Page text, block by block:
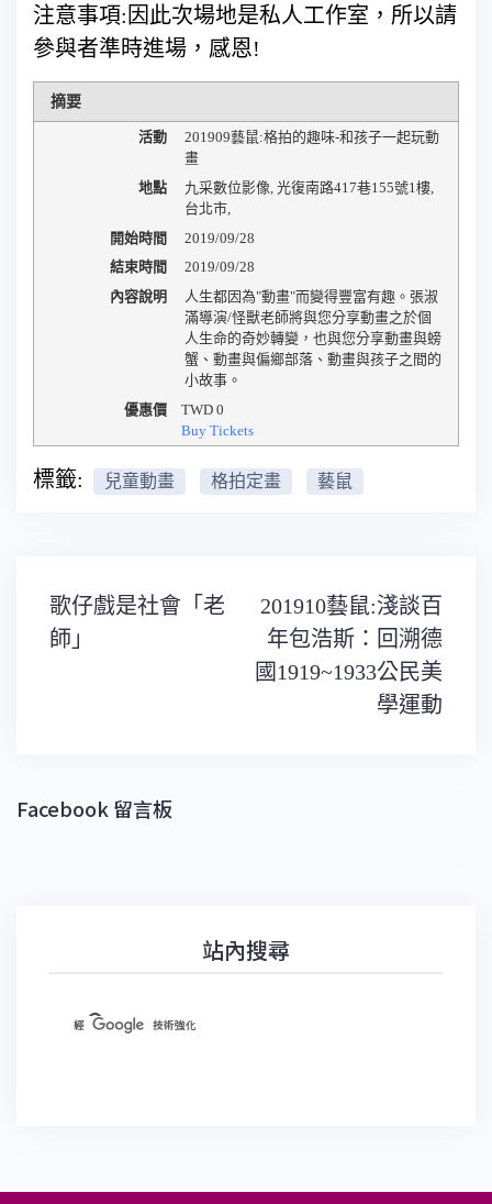
注意事項:因此次場地是私人工作室，所以請
參與者準時進場，感恩!
摘要
活動
201909藝鼠:格拍的趣味-和孩子一起玩動
畫
地點
九采數位影像 光復南路417巷155號1樓,
台北市,
開始時間
2019/09/28
結束時間
2019/09/28
內容說明
人生都因為"動畫"而變得豐富有趣。張淑
滿導演/怪獸老師將與您分享動畫之於個
人生命的奇妙轉變，也與您分享動畫與螃
蟹、動畫與偏鄉部落、動畫與孩子之間的
小故事。
優惠價
TWD0
Buy Tickets
標籤: 兒童動畫 格拍定畫 藝鼠
文
章
導
歌仔戲是社會「老
師」
201910藝鼠:淺談百
年包浩斯：回溯德
國1919~1933公民美
學運動
Facebook 留言板
站內搜尋